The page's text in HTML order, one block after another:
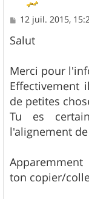
M
s
s
g
e
12 juil. 2015,
Salut
Merci pour
Effectivement
de petites
Tu es
l'alignement
ton copier/